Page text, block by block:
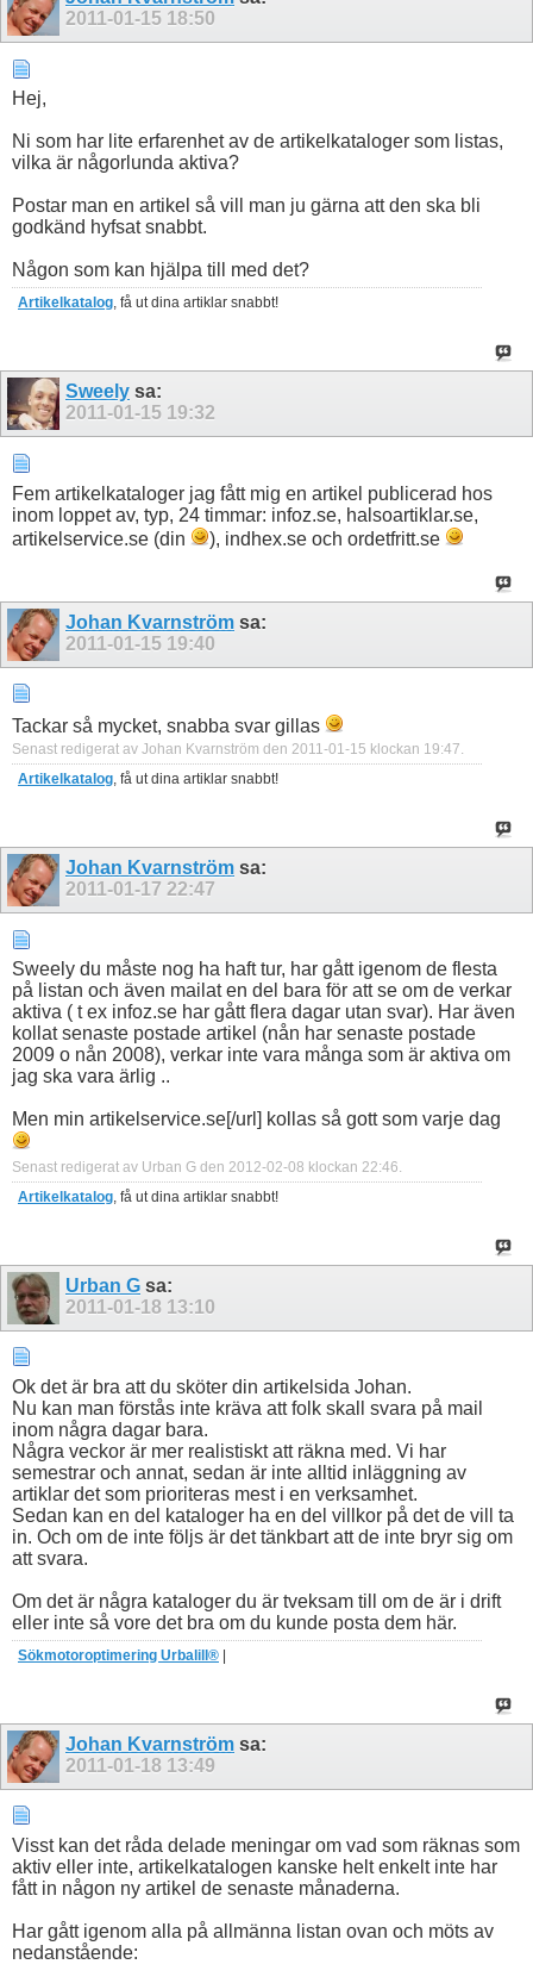
2011-01-15 18:50
Hej,
Ni som har lite erfarenhet av de artikelkataloger som listas,
vilka är någorlunda aktiva?
Postar man en artikel så vill man ju gärna att den ska bli
godkänd hyfsat snabbt.
Någon som kan hjälpa till med det?
Artikelkatalog, få ut dina artiklar snabbt!
Sweely sa:
2011-01-15 19:32
Fem artikelkataloger jag fått mig en artikel publicerad hos
inom loppet av, typ, 24 timmar: infoz.se, halsoartiklar.se,
artikelservice.se (din
), indhex.se och ordetfritt.se
Johan Kvarnström sa:
2011-01-15 19:40
Tackar så mycket, snabba svar gillas
Senast redigerat av Johan Kvarnström den 2011-01-15 klockan 19:47.
Artikelkatalog, få ut dina artiklar snabbt!
Johan Kvarnström sa:
2011-01-17 22:47
Sweely du måste nog ha haft tur, har gått igenom de flesta
på listan och även mailat en del bara för att se om de verkar
aktiva ( t ex infoz.se har gått flera dagar utan svar). Har även
kollat senaste postade artikel (nån har senaste postade
2009 o nån 2008), verkar inte vara många som är aktiva om
jag ska vara ärlig ..
Men min artikelservice.se[/url] kollas så gott som varje dag
Senast redigerat av Urban G den 2012-02-08 klockan 22:46
Artikelkatalog , få ut dina artiklar snabbt!
Urban G sa:
2011-01-18 13:10
Ok det är bra att du sköter din artikelsida Johan.
Nu kan man förstås inte kräva att folk skall svara på mail
inom några dagar bara.
Några veckor är mer realistiskt att räkna med. Vi har
semestrar och annat, sedan är inte alltid inläggning av
artiklar det som prioriteras mest i en verksamhet.
Sedan kan en del kataloger ha en del villkor på det de vill ta
in. Och om de inte följs är det tänkbart att de inte bryr sig om
att svara.
Om det är några kataloger du är tveksam till om de är i drift
eller inte så vore det bra om du kunde posta dem här.
Sökmotoroptimering Urbalill® |
Johan Kvarnström sa:
2011-01-18 13:49
Visst kan det råda delade meningar om vad som räknas som
aktiv eller inte, artikelkatalogen kanske helt enkelt inte har
fått in någon ny artikel de senaste månaderna.
Har gått igenom alla på allmänna listan ovan och möts av
nedanstående: